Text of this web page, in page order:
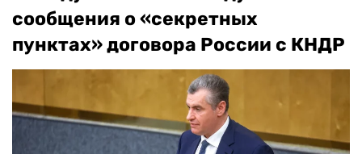
сообщения о «секретных
пунктах» договора России с КНДР